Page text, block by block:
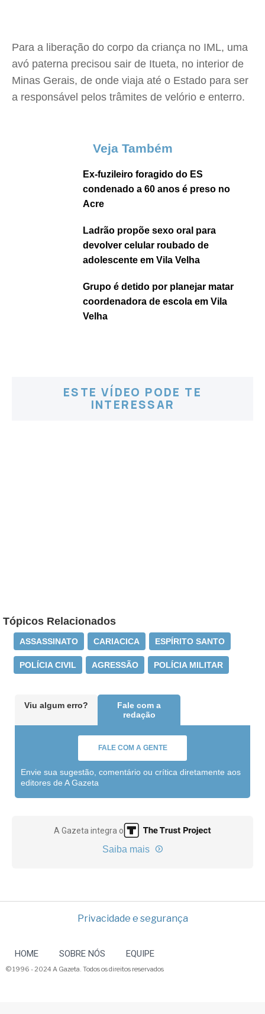
Para a liberação do corpo da criança no IML, uma
avó paterna precisou sair de Itueta, no interior de
Minas Gerais, de onde viaja até o Estado para ser
a responsável pelos trâmites de velório e enterro.
Veja Também
Ex-fuzileiro foragido do ES
condenado a 60 anos é preso no
Acre
Ladrão propõe sexo oral para
devolver celular roubado de
adolescente em Vila Velha
Grupo é detido por planejar matar
coordenadora de escola em Vila
Velha
ESTE VÍDEO PODE TE
INTERESSAR
Tópicos Relacionados
ASSASSINATO CARIACICA ESPÍRITO SANTO
POLÍCIA CIVIL AGRESSÃO POLÍCIA MILITAR
Viu algum erro?
Fale com a
redação
FALE COM A GENTE
Envie sua sugestão, comentário ou crítica diretamente aos
editores de A Gazeta
A Gazeta integra o
Saiba mais
Privacidade e segurança
HOME SOBRE NÓS EQUIPE
© 1996 - 2024 A Gazeta. Todos os direitos reservados